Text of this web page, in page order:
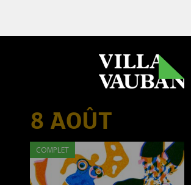
8 AOÛT
COMPLET